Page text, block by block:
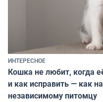
ИНТЕРЕСНОЕ
Кошка не любит, когда
и как исправить — как
независимому питомцу